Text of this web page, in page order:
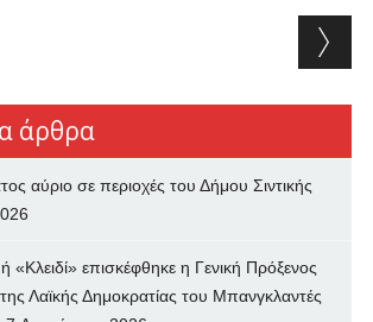
άρθρα
αύριο σε περιοχές του Δήμου Σιντικής
«Κλειδί» επισκέφθηκε η Γενική Πρόξενος
Λαϊκής Δημοκρατίας του Μπανγκλαντές